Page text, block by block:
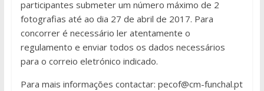
participantes submeter um número máximo de 2
fotografias até ao dia 27 de abril de 2017. Para
concorrer é necessário ler atentamente o
regulamento e enviar todos os dados necessários
para o correio eletrónico indicado.
Para mais informações contactar: pecof@cm-funchal.pt